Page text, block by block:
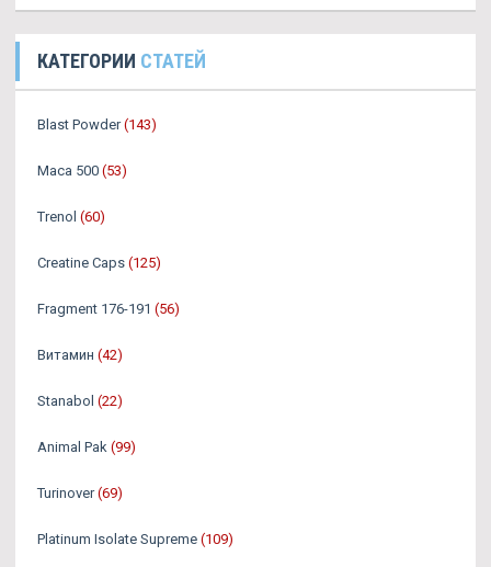
КАТЕГОРИИ СТАТЕЙ
Blast Powder (143)
Maca 500 (53)
Trenol (60)
Creatine Caps (125)
Fragment 176-191 (56)
Витамин (42)
Stanabol (22)
Animal Pak (99)
Turinover (69)
Platinum Isolate Supreme (109)